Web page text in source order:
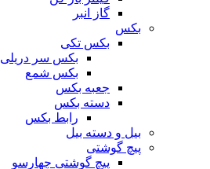
گاز انبر
بکس
بکس تکی
بکس سر دریلی
بکس شمع
جعبه بکس
دسته بکس
رابط بکس
بیل و دسته بیل
پیچ گوشتی
پیچ گوشتی چهارسو